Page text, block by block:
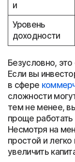
и
Уровень
доходности
Безусловно,
Если вы
в сфере
сложности
тем не менее,
проще
Несмотря на
простой и
увеличить